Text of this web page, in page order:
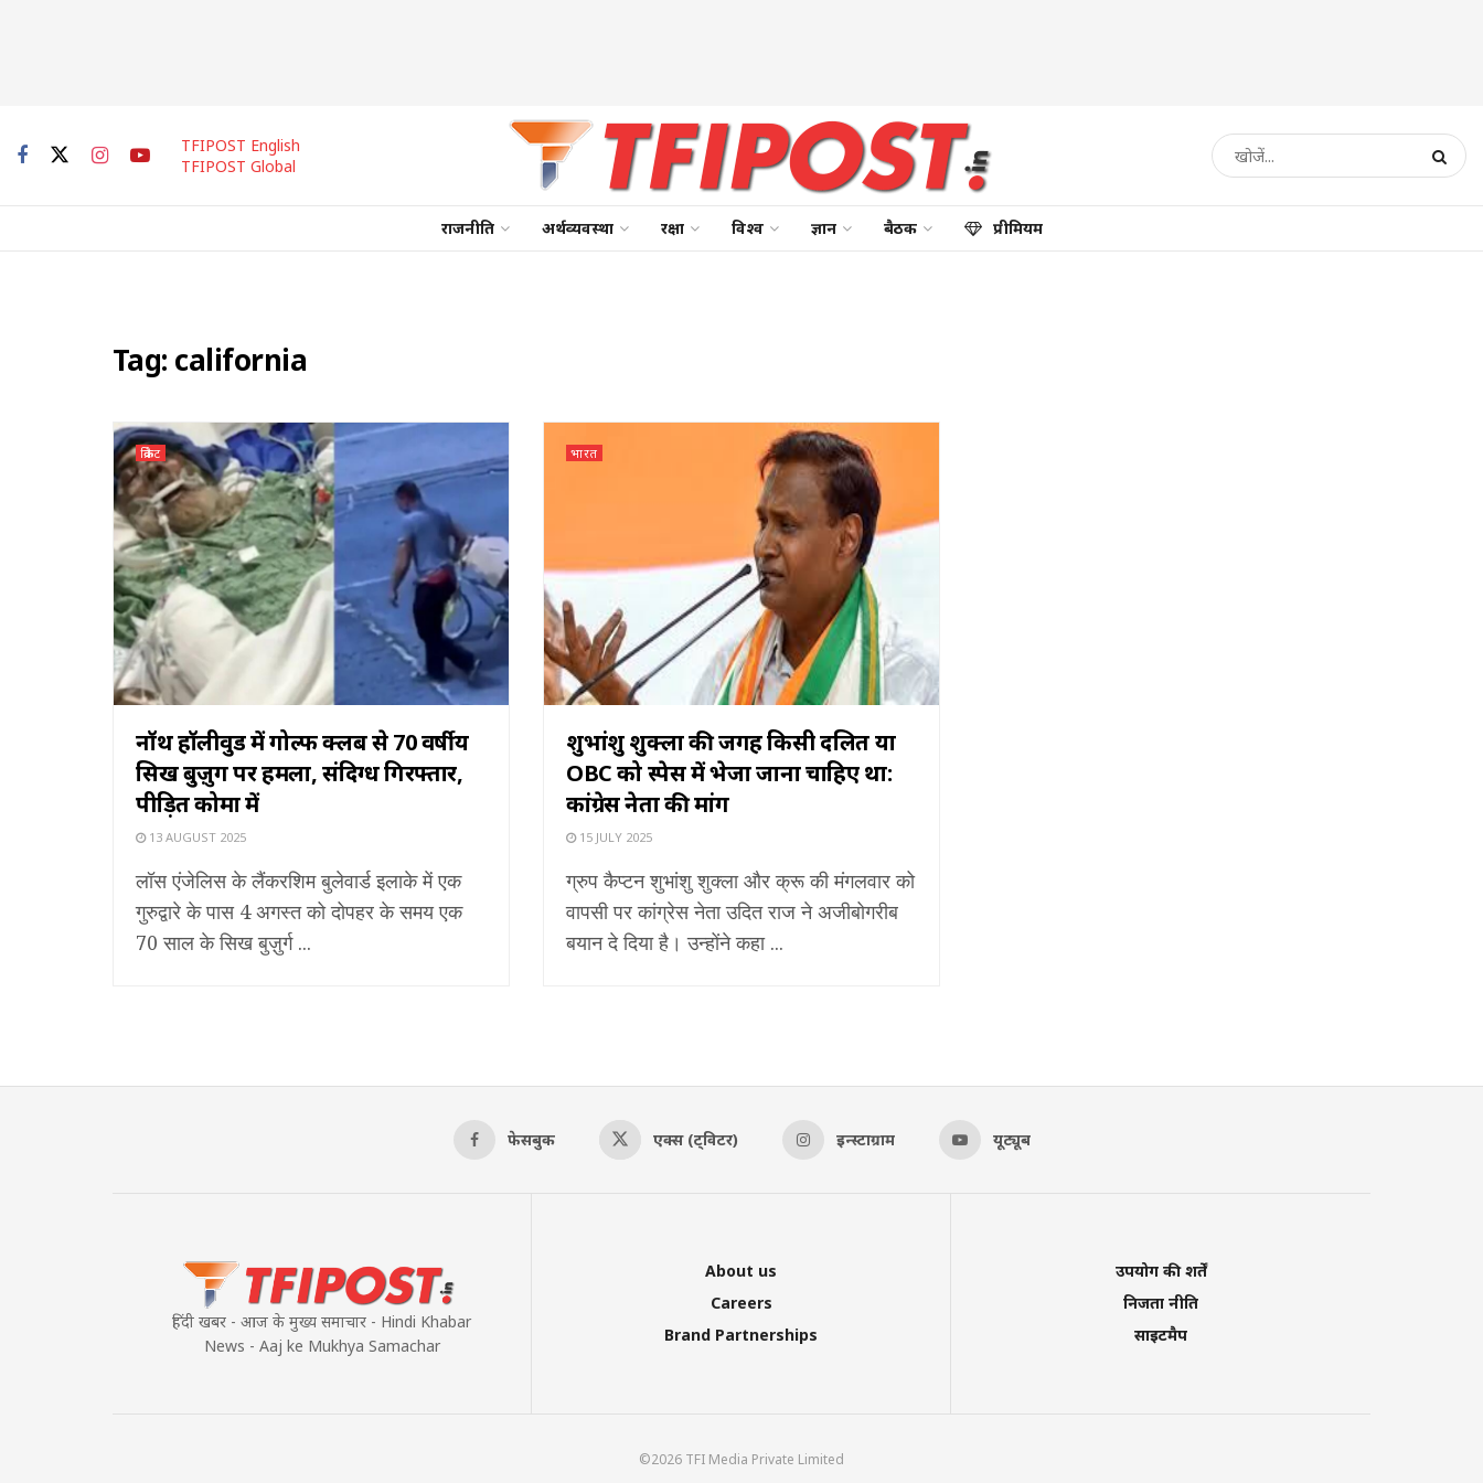
TFIPOST English
TFIPOST Global
राजनीति अर्थव्यवस्था रक्षा विश्व ज्ञान बैठक प्रीमियम
Tag: california
क्रिकेट
नॉर्थ हॉलीवुड में गोल्फ क्लब से 70 वर्षीय
सिख बुज़ुर्ग पर हमला, संदिग्ध गिरफ्तार,
पीड़ित कोमा में
13 AUGUST 2025
लॉस एंजेलिस के लैंकरशिम बुलेवार्ड इलाके में एक
गुरुद्वारे के पास 4 अगस्त को दोपहर के समय एक
70 साल के सिख बुज़ुर्ग ...
भारत
शुभांशु शुक्ला की जगह किसी दलित या
OBC को स्पेस में भेजा जाना चाहिए था:
कांग्रेस नेता की मांग
15 JULY 2025
ग्रुप कैप्टन शुभांशु शुक्ला और क्रू की मंगलवार को
वापसी पर कांग्रेस नेता उदित राज ने अजीबोगरीब
बयान दे दिया है। उन्होंने कहा ...
फेसबुक एक्स (ट्विटर) इन्स्टाग्राम यूट्यूब
हिंदी खबर - आज के मुख्य समाचार - Hindi Khabar
News - Aaj ke Mukhya Samachar
About us
Careers
Brand Partnerships
उपयोग की शर्तें
निजता नीति
साइटमैप
©2026 TFI Media Private Limited